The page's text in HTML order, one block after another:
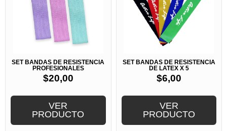
SET BANDAS DE RESISTENCIA
PROFESIONALES
$20,00
VER
PRODUCTO
SET BANDAS DE RESISTENCIA
DE LATEX X 5
$6,00
VER
PRODUCTO